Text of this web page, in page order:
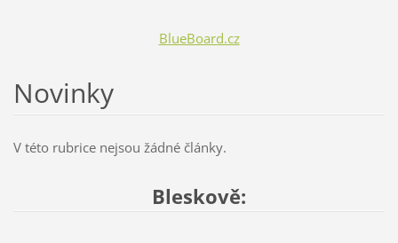
BlueBoard.cz
Novinky
V této rubrice nejsou žádné články.
Bleskově: